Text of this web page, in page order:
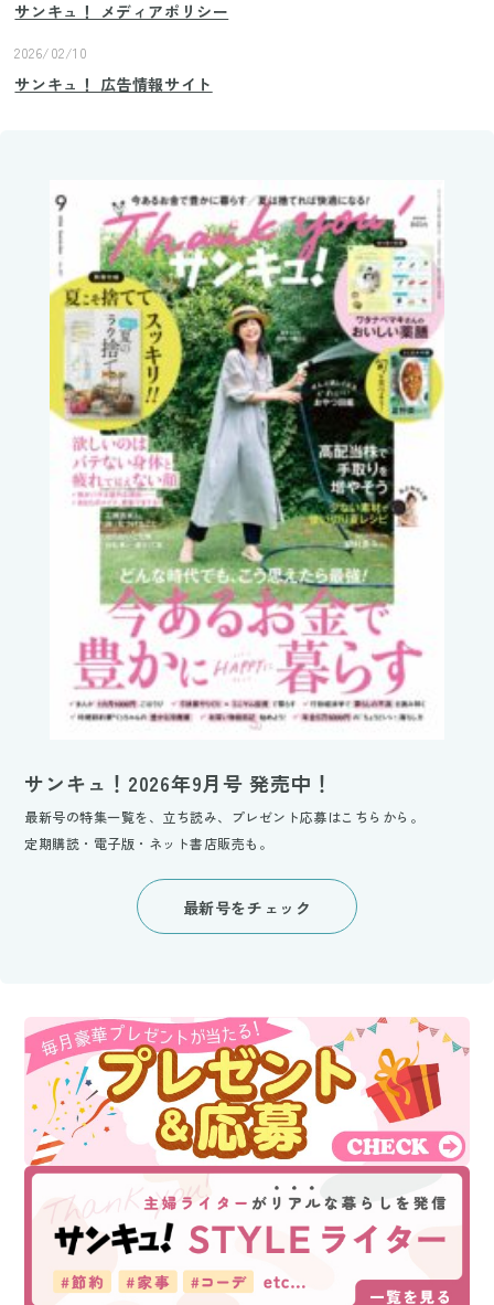
サンキュ！ メディアポリシー
2026/02/10
サンキュ！ 広告情報サイト
サンキュ！2026年9月号 発売中！
最新号の特集一覧を、立ち読み、プレゼント応募はこちらから。
定期購読・電子版・ネット書店販売も。
最新号をチェック